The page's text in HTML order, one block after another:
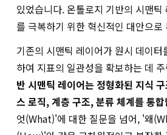
있었습니다. 온톨로지 기반의 시맨틱
를 극복하기 위한 혁신적인 대안으
기존의 시맨틱 레이어가 원시 데이
하여 지표의 일관성을 확보하는 데
반 시맨틱 레이어는 정형화된 지식
스 로직, 계층 구조, 분류 체계를 통
엇(What)'에 대한 질문을 넘어, '왜